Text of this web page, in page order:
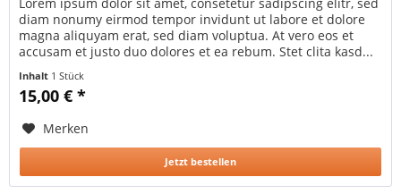
diam nonumy eirmod tempor invidunt ut labore et dolore
magna aliquyam erat, sed diam voluptua. At vero eos et
accusam et justo duo dolores et ea rebum. Stet clita kasd...
Inhalt 1 Stück
15,00 € *
Merken
Jetzt bestellen